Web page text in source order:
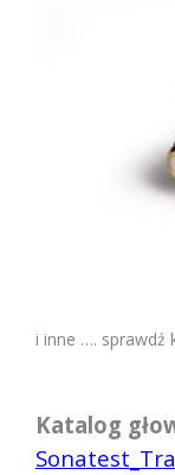
i inne …. sprawdź
Katalog